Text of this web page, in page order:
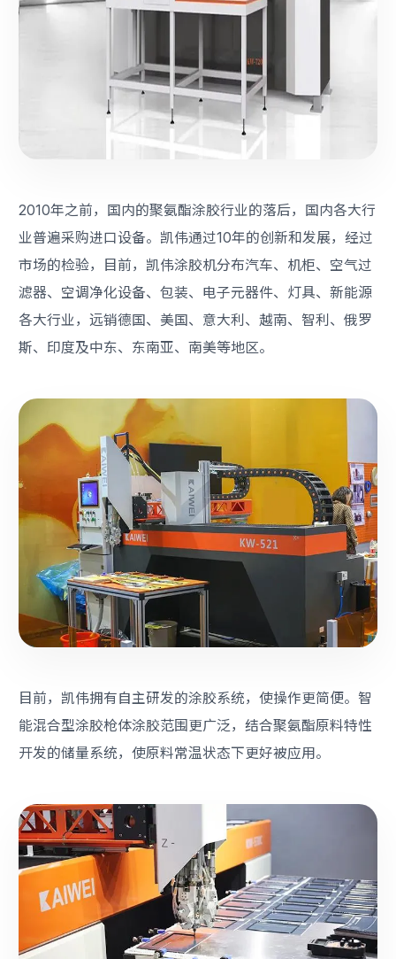
2010年之前，国内的聚氨酯涂胶行业的落后，国内各大行
业普遍采购进口设备。凯伟通过10年的创新和发展，经过
市场的检验，目前，凯伟涂胶机分布汽车、机柜、空气过
滤器、空调净化设备、包装、电子元器件、灯具、新能源
各大行业，远销德国、美国、意大利、越南、智利、俄罗
斯、印度及中东、东南亚、南美等地区。
目前，凯伟拥有自主研发的涂胶系统，使操作更简便。智
能混合型涂胶枪体涂胶范围更广泛，结合聚氨酯原料特性
开发的储量系统，使原料常温状态下更好被应用。